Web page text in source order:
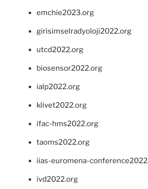
emchie2023.org
girisimselradyoloji2022.org
utcd2022.org
biosensor2022.org
ialp2022.org
klivet2022.org
ifac-hms2022.org
taoms2022.org
iias-euromena-
ivd2022.org